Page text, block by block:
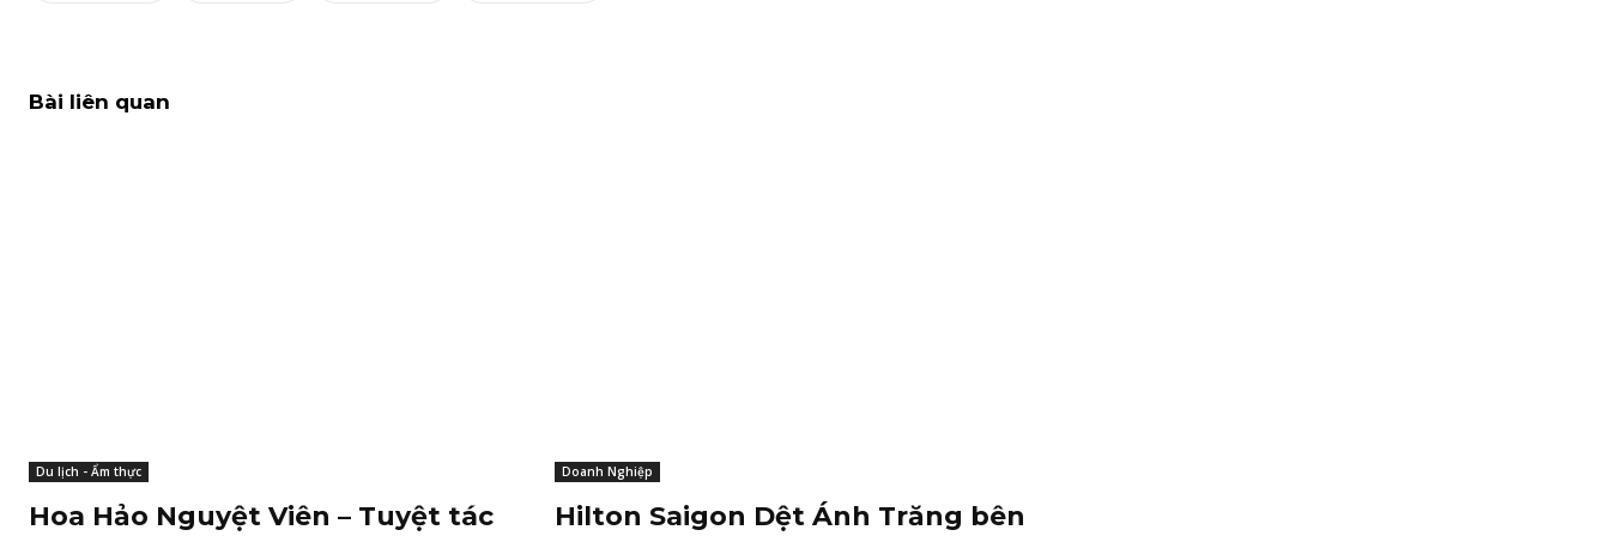
Bài liên quan
Du lịch - Ẩm thực
Hoa Hảo Nguyệt Viên – Tuyệt tác
Doanh Nghiệp
Hilton Saigon Dệt Ánh Trăng bên